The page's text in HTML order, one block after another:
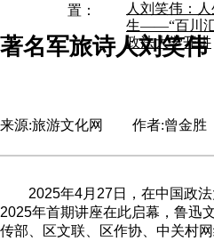
人刘笑伟：
生——“百川汇
政法大学开讲
置：
著名军旅诗人刘笑
来源:旅游文化网 作者:曾金胜
2025年4月27日，在中国政
2025年首期讲座在此启幕，鲁迅
传部、区文联、区作协、中关村